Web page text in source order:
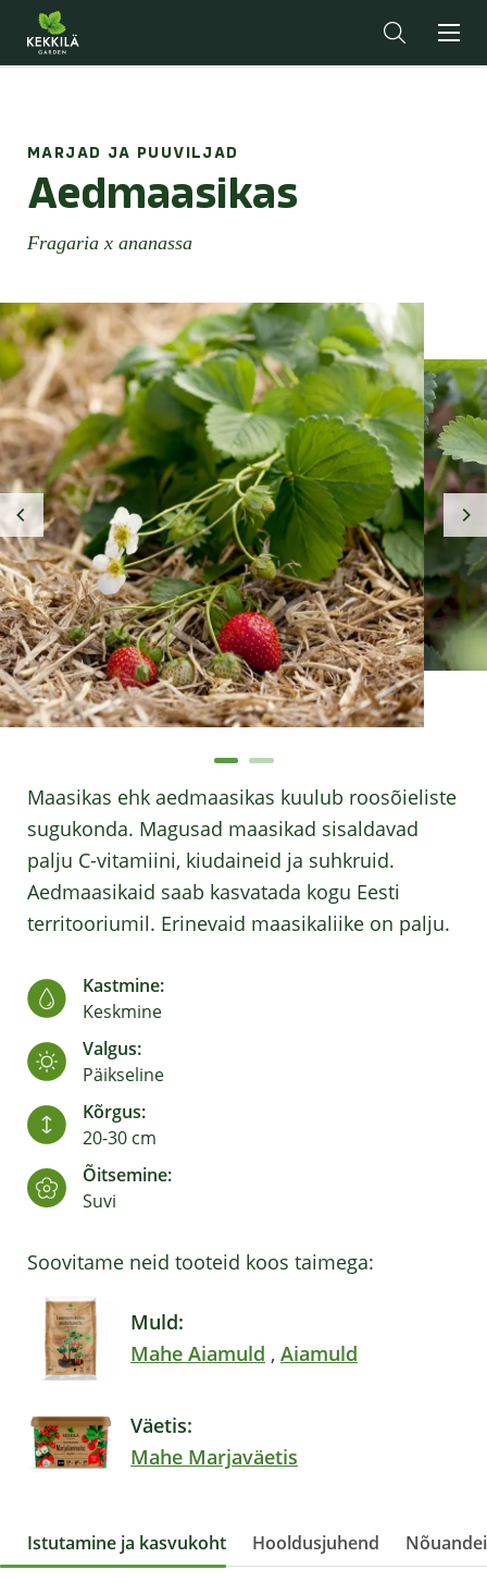
MARJAD JA PUUVILJAD
Aedmaasikas
Fragaria x ananassa
Maasikas ehk aedmaasikas kuulub roosõieliste
sugukonda. Magusad maasikad sisaldavad
palju C-vitamiini, kiudaineid ja suhkruid.
Aedmaasikaid saab kasvatada kogu Eesti
territooriumil. Erinevaid maasikaliike on palju.
Kastmine:
Keskmine
Valgus:
Päikseline
Kõrgus:
20-30 cm
Õitsemine:
Suvi
Soovitame neid tooteid koos taimega:
Muld:
Mahe Aiamuld , Aiamuld
Väetis:
Mahe Marjaväetis
Istutamine ja kasvukoht Hooldusjuhend